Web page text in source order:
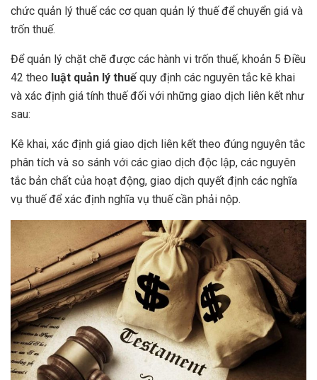
chức quản lý thuế các cơ quan quản lý thuế để chuyển giá và
trốn thuế.
Để quản lý chặt chẽ được các hành vi trốn thuế, khoản 5 Điều
42 theo luật quản lý thuếquy định các nguyên tắc kê khai
và xác định giá tính thuế đối với những giao dịch liên kết như
sau:
Kê khai, xác định giá giao dịch liên kết theo đúng nguyên tắc
phân tích và so sánh với các giao dịch độc lập, các nguyên
tắc bản chất của hoạt động, giao dịch quyết định các nghĩa
vụ thuế để xác định nghĩa vụ thuế cần phải nộp.